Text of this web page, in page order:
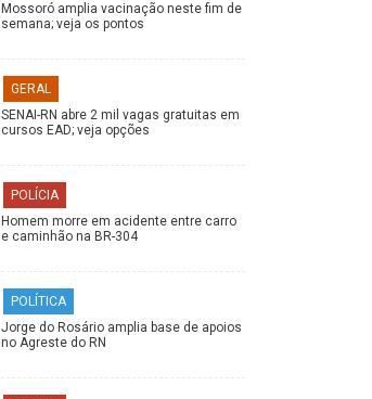
Mossoró amplia vacinação neste fim de
semana; veja os pontos
GERAL
SENAI-RN abre 2 mil vagas gratuitas em
cursos EAD; veja opções
POLÍCIA
Homem morre em acidente entre carro
e caminhão na BR-304
POLÍTICA
Jorge do Rosário amplia base de apoios
no Agreste do RN